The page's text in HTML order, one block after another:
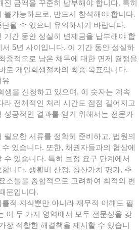
진 금액을 꾸준히 납부해야 합니다. 특히
불가능하므로, 반드시 참석해야 합니다.
될 수 있으니 유의하시기 바랍니다.
기간 동안 성실히 변제금을 납부해야 합
5년 사이입니다. 이 기간 동안 성실하
종적으로 남은 채무에 대한 면제 결정을
로 개인회생절차의 최종 목표입니다.
유
생을 신청하고 있으며, 이 숫자는 계속
라 전체적인 처리 시간도 점점 길어지고
성공적인 결과를 얻기 위해서는 전문가
필요한 서류를 정확히 준비하고, 법원의
있습니다. 또한, 채권자들과의 협상에
수 있습니다. 특히 보정 요구 단계에서
니다. 생활비 산정, 청산가치 평가, 추
소들을 종합적으로 고려하여 최적의 변
문입니다.
적 지식뿐만 아니라 재무적 이해도 필
이 두 가지 영역에서 모두 전문성을 갖
장 적합한 해결책을 제시할 수 있습니